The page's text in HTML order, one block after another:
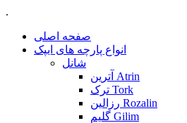
.
صفحه اصلی
انواع پارچه های ایپک
شانل
آترین Atrin
ترک Tork
رزالین Rozalin
گلیم Gilim